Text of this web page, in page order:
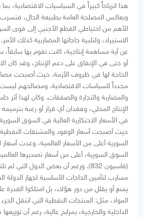
هذا انزياحاً كبيراً في السياسيات الاقتصادية، بما
ويعاكس المصلحة العامة بطبيعة الحال،
الأهم من احتياطي القطع الأجنبي إلى قوى
الاستيراد، ولتلبية حاجاتها المضاربية كذلك
عن أية مساهمة إنتاجية، كانت تقوم بها سابقاً،
أو حتى في الإنفاق على دعم الإنتاج، وقد كان
الحاجة لها في ظروف الأزمة. حيث أصبحت
محدداً للسياسات الاقتصادية. ومصالحهم ليست
والمضاربة والتجارة والصفقات. وكان لهذا
الإنتاج المحلي، وفقدان أي قرار أو رغبة
في الأسعار الاحتكارية العالية في السوق
حيث أصبحت أسعار الوقود والمشتقات
السورية أعلى من الأسعار العالمية، وغدت
(قاسيون 832). ورغم أن بعض الدول التي
مسارب لتأمين الحاجات الأساسية لجهاز الدولة
يمنع أو يقلل من دور هؤلاء، بل امتلكوا
المواد، مثل: المنتجات النفطية التي انتقل
الداخلية والخارجية، بمرابح عالية، رغم أن